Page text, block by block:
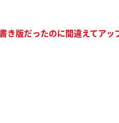
き版だったのに間違えてアッ